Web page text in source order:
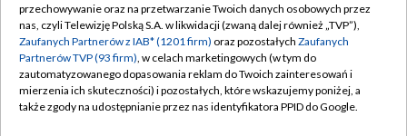
Abonament TVP
Emisja w TVP
Centrum informacji TVP
Naziemna Telewizja Cyfrowa
Regulamin TVP
Polityka prywatności
Moje zgody
Pomoc
przechowywanie oraz na przetwarzanie Twoich danych osobowych przez
nas, czyli Telewizję Polską S.A. w likwidacji (zwaną dalej również „TVP”),
Zaufanych Partnerów z IAB* (1201 firm) oraz pozostałych Zaufanych
Partnerów TVP (93 firm), w celach marketingowych (w tym do
zautomatyzowanego dopasowania reklam do Twoich zainteresowań i
mierzenia ich skuteczności) i pozostałych, które wskazujemy poniżej, a
także zgody na udostępnianie przez nas identyfikatora PPID do Google.